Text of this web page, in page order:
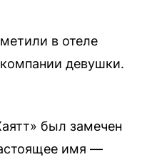
в отеле
компании девушки.
был замечен
имя —